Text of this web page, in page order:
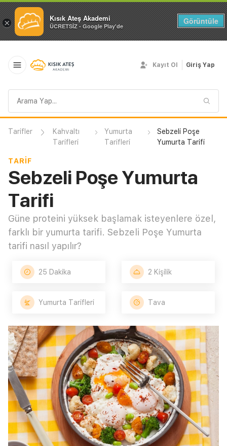
× Kısık Ateş Akademi
ÜCRETSİZ - Google Play'de
Görüntüle
sorgusu
Kayıt Ol Giriş Yap
Tarifler
Kahvaltı
Tarifleri
Yumurta
Tarifleri
Sebzeli Poşe
Yumurta Tarifi
TARIF
Sebzeli Poşe Yumurta
Tarifi
Güne proteini yüksek başlamak isteyenlere özel,
farklı bir yumurta tarifi. Sebzeli Poşe Yumurta
tarifi nasıl yapılır?
25 Dakika 2 Kişilik
Yumurta Tarifleri Tava